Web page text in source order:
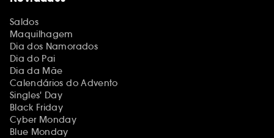
Saldos
Maquilhagem
Dia dos Namorados
Dia do Pai
Dia da Mãe
Calendários do Advento
Singles' Day
Black Friday
Cyber Monday
Blue Monday